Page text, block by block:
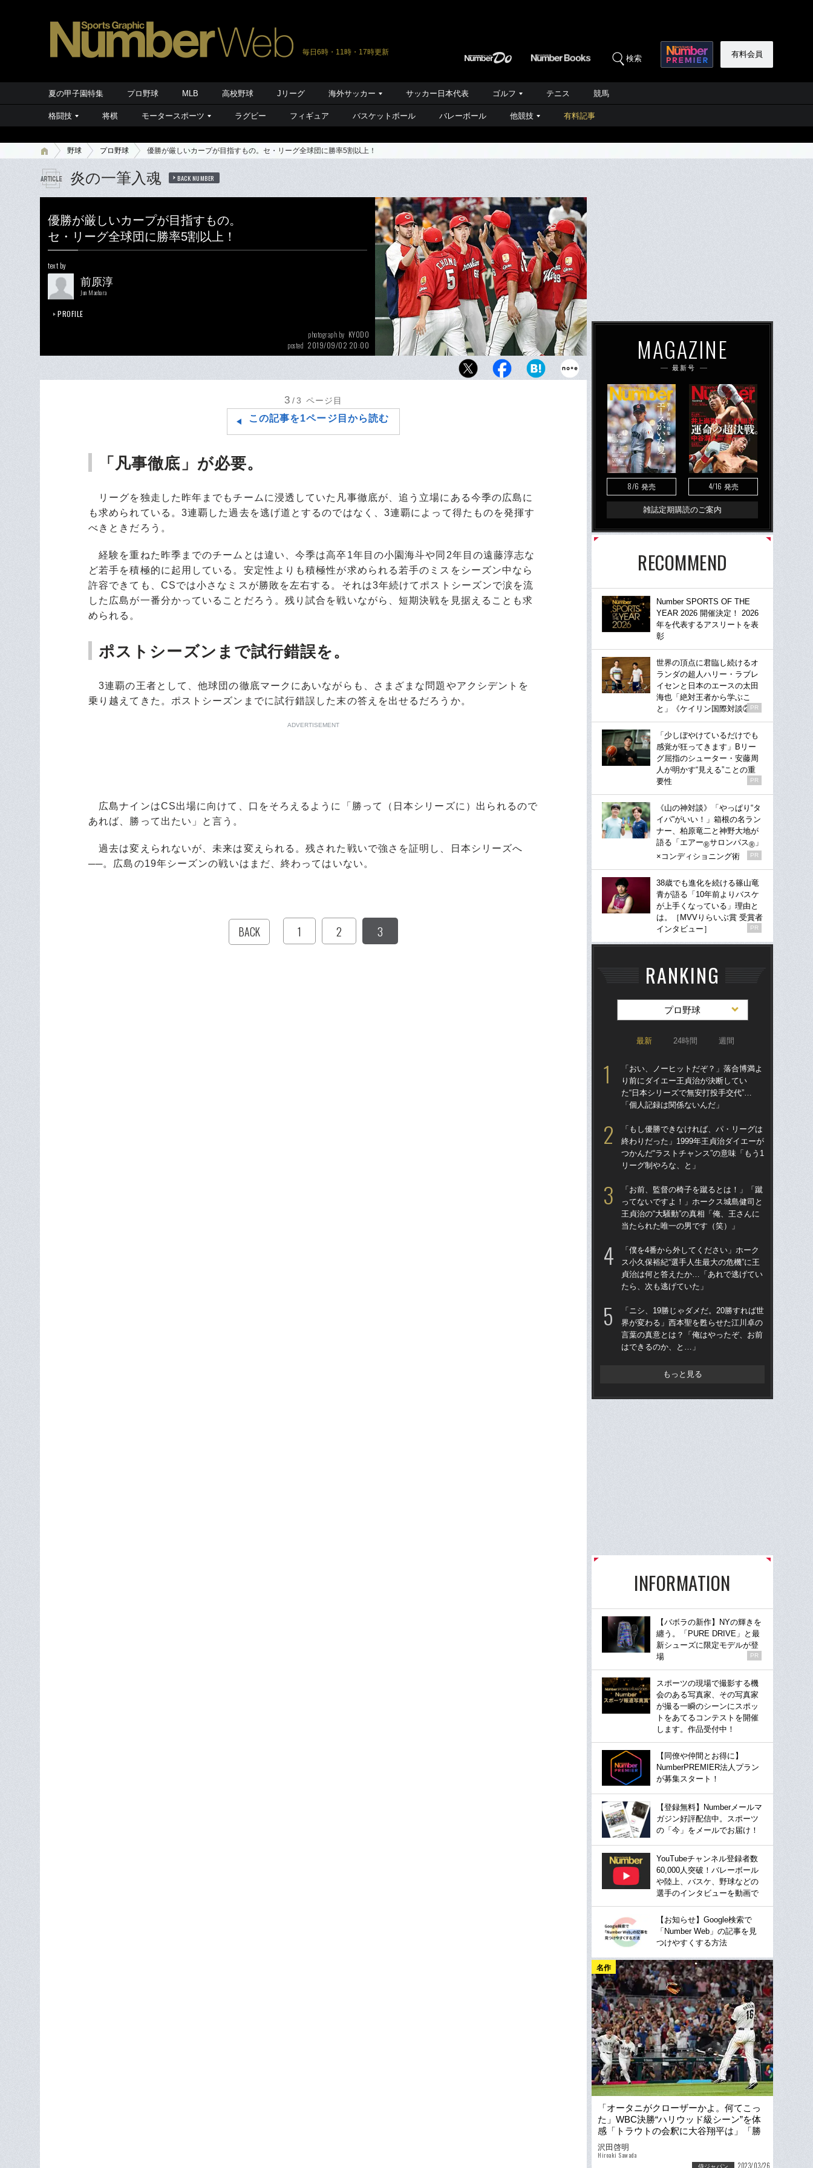
毎日6時・11時・17時更新
検索 有料会員
夏の甲子園特集 プロ野球 MLB 高校野球 Jリーグ 海外サッカー サッカー日本代表 ゴルフ テニス 競馬
格闘技 将棋 モータースポーツ ラグビー フィギュア バスケットボール バレーボール 他競技 有料記事
野球 プロ野球 優勝が厳しいカープが目指すもの。セ・リーグ全球団に勝率5割以上！
炎の一筆入魂 BACK NUMBER
優勝が厳しいカープが目指すもの。
セ・リーグ全球団に勝率5割以上！
text by
前原淳
Jun Maehara
PROFILE
photograph by KYODO
posted 2019/09/02 20:00
8月27日の巨人戦に勝利し、タッチを交わすジョンソン
3 /3 ページ目
この記事を1ページ目から読む
「凡事徹底」が必要。
リーグを独走した昨年までもチームに浸透していた凡事徹底が、追う立場にある今季の広島に
も求められている。3連覇した過去を逃げ道とするのではなく、3連覇によって得たものを発揮す
べきときだろう。
経験を重ねた昨季までのチームとは違い、今季は高卒1年目の小園海斗や同2年目の遠藤淳志な
ど若手を積極的に起用している。安定性よりも積極性が求められる若手のミスをシーズン中なら
許容できても、CSでは小さなミスが勝敗を左右する。それは3年続けてポストシーズンで涙を流
した広島が一番分かっていることだろう。残り試合を戦いながら、短期決戦を見据えることも求
められる。
ポストシーズンまで試行錯誤を。
3連覇の王者として、他球団の徹底マークにあいながらも、さまざまな問題やアクシデントを
乗り越えてきた。ポストシーズンまでに試行錯誤した末の答えを出せるだろうか。
ADVERTISEMENT
広島ナインはCS出場に向けて、口をそろえるように「勝って（日本シリーズに）出られるので
あれば、勝って出たい」と言う。
過去は変えられないが、未来は変えられる。残された戦いで強さを証明し、日本シリーズへ
──。広島の19年シーズンの戦いはまだ、終わってはいない。
BACK 1 2 3
MAGAZINE
最新号
8/6 発売 4/16 発売
雑誌定期購読のご案内
RECOMMEND
Number SPORTS OF THE
YEAR 2026 開催決定！ 2026
年を代表するアスリートを表
彰
世界の頂点に君臨し続けるオ
ランダの超人ハリー・ラブレ
イセンと日本のエースの太田
海也「絶対王者から学ぶこ
と」《ケイリン国際対談②》
PR
「少しぼやけているだけでも
感覚が狂ってきます」Bリー
グ屈指のシューター・安藤周
人が明かす“見える”ことの重
要性
PR
《山の神対談》「やっぱり“タ
イパ”がいい！」箱根の名ラン
ナー、柏原竜二と神野大地が
語る「エアー®サロンパス® 」
×コンディショニング術
PR
38歳でも進化を続ける篠山竜
青が語る「10年前よりバスケ
が上手くなっている」理由と
は。［MVVりらいぶ賞 受賞者
インタビュー］
PR
RANKING
プロ野球
最新 24時間 週間
「おい、ノーヒットだぞ？」落合博満よ
り前にダイエー王貞治が決断してい
た“日本シリーズで無安打投手交代”…
「個人記録は関係ないんだ」
「もし優勝できなければ、パ・リーグは
終わりだった」1999年王貞治ダイエーが
つかんだ“ラストチャンス”の意味「もう1
リーグ制やろな、と」
「お前、監督の椅子を蹴るとは！」「蹴
ってないですよ！」ホークス城島健司と
王貞治の“大騒動”の真相「俺、王さんに
当たられた唯一の男です（笑）」
「僕を4番から外してください」ホーク
ス小久保裕紀“選手人生最大の危機”に王
貞治は何と答えたか…「あれで逃げてい
たら、次も逃げていた」
「ニシ、19勝じゃダメだ。20勝すれば世
界が変わる」西本聖を甦らせた江川卓の
言葉の真意とは？「俺はやったぞ、お前
はできるのか、と…」
もっと見る
INFORMATION
【バボラの新作】NYの輝きを
纏う。「PURE DRIVE」と最
新シューズに限定モデルが登
場
PR
スポーツの現場で撮影する機
会のある写真家、その写真家
が撮る一瞬のシーンにスポッ
トをあてるコンテストを開催
します。作品受付中！
【同僚や仲間とお得に】
NumberPREMIER法人プラン
が募集スタート！
【登録無料】Numberメールマ
ガジン好評配信中。スポーツ
の「今」をメールでお届け！
YouTubeチャンネル登録者数
60,000人突破！バレーボール
や陸上、バスケ、野球などの
選手のインタビューを動画で
【お知らせ】Google検索で
「Number Web」の記事を見
つけやすくする方法
名作
「オータニがクローザーかよ。何てこっ
た」WBC決勝“ハリウッド級シーン”を体
感「トラウトの会釈に大谷翔平は」「勝
者は日本だが…」
沢田啓明
Hiroaki Sawada
侍ジャパン 2023/03/26